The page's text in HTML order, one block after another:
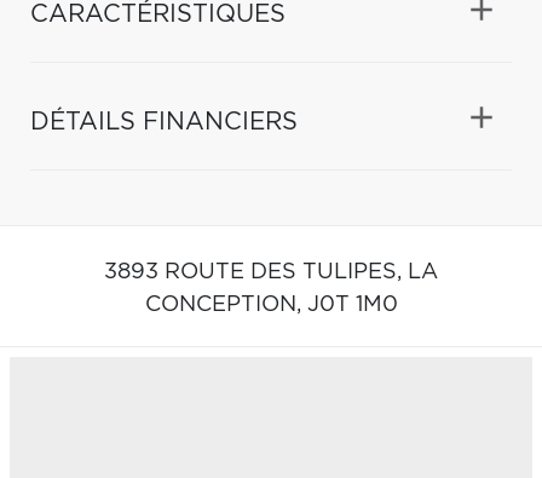
CARACTÉRISTIQUES
DÉTAILS FINANCIERS
3893 ROUTE DES TULIPES, LA
CONCEPTION, J0T 1M0